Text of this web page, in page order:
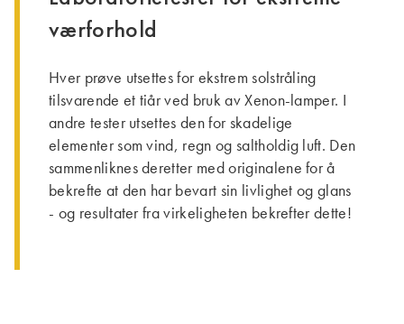
værforhold
Hver prøve utsettes for ekstrem solstråling
tilsvarende et tiår ved bruk av Xenon-lamper. I
andre tester utsettes den for skadelige
elementer som vind, regn og saltholdig luft. Den
sammenliknes deretter med originalene for å
bekrefte at den har bevart sin livlighet og glans
- og resultater fra virkeligheten bekrefter dette!